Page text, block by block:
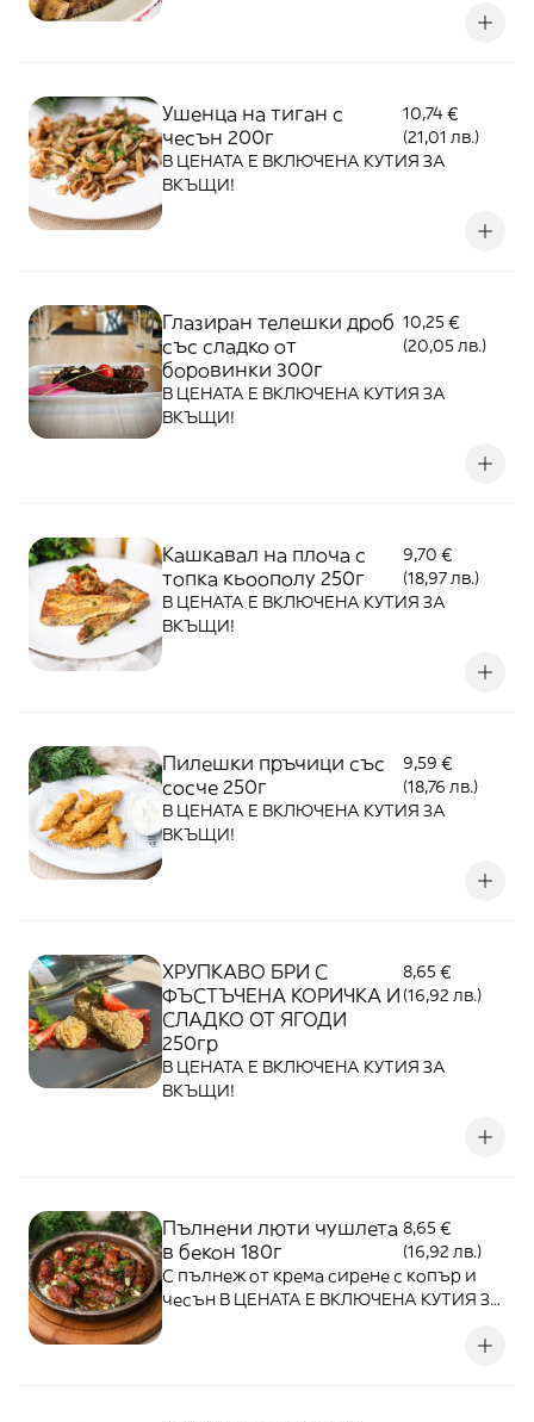
Ушенца на тиган с
чесън 200г
10,74 €
(21,01 лв.)
В ЦЕНАТА Е ВКЛЮЧЕНА КУТИЯ ЗА
ВКЪЩИ!
Глазиран телешки дроб
със сладко от
боровинки 300г
10,25 €
(20,05 лв.)
В ЦЕНАТА Е ВКЛЮЧЕНА КУТИЯ ЗА
ВКЪЩИ!
Кашкавал на плоча с
топка кьоополу 250г
9,70 €
(18,97 лв.)
В ЦЕНАТА Е ВКЛЮЧЕНА КУТИЯ ЗА
ВКЪЩИ!
Пилешки пръчици със
сосче 250г
9,59 €
(18,76 лв.)
В ЦЕНАТА Е ВКЛЮЧЕНА КУТИЯ ЗА
ВКЪЩИ!
ХРУПКАВО БРИ С
ФЪСТЪЧЕНА КОРИЧКА И
СЛАДКО ОТ ЯГОДИ
250гр
8,65 €
(16,92 лв.)
В ЦЕНАТА Е ВКЛЮЧЕНА КУТИЯ ЗА
ВКЪЩИ!
Пълнени люти чушлета
в бекон 180г
8,65 €
(16,92 лв.)
С пълнеж от крема сирене с копър и
чесън В ЦЕНАТА Е ВКЛЮЧЕНА КУТИЯ ЗА